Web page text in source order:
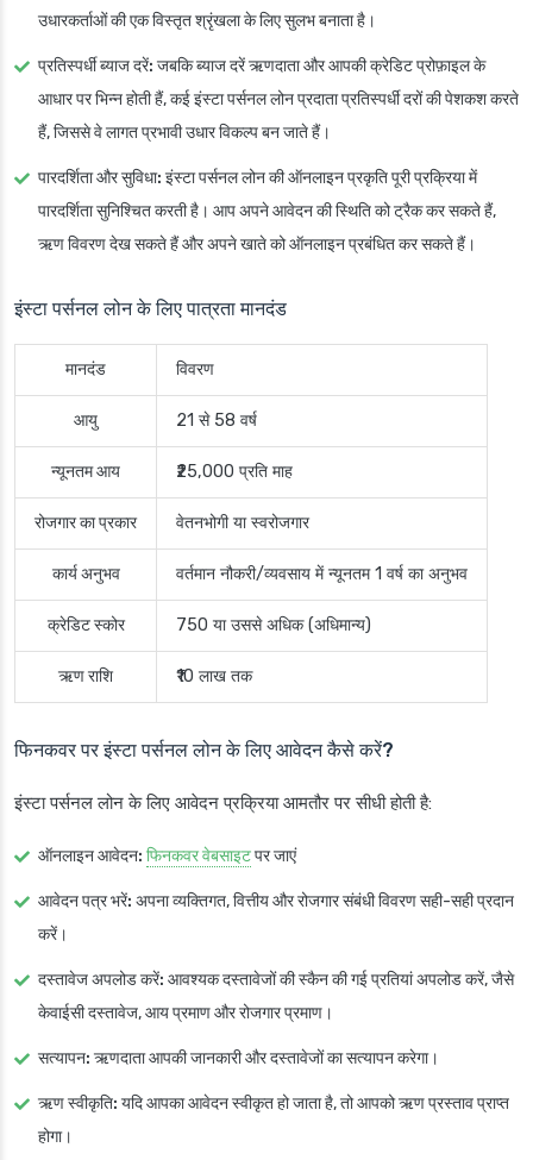
उधारकर्ताओं की एक विस्तृत श्रृंखला के लिए सुलभ बनाता है।
प्रतिस्पर्धी ब्याज दरें: जबकि ब्याज दरें ऋणदाता और आपकी क्रेडिट प्रोफ़ाइल के
आधार पर भिन्न होती हैं, कई इंस्टा पर्सनल लोन प्रदाता प्रतिस्पर्धी दरों की पेशकश करते
हैं, जिससे वे लागत प्रभावी उधार विकल्प बन जाते हैं।
पारदर्शिता और सुविधा: इंस्टा पर्सनल लोन की ऑनलाइन प्रकृति पूरी प्रक्रिया में
पारदर्शिता सुनिश्चित करती है। आप अपने आवेदन की स्थिति को ट्रैक कर सकते हैं,
ऋण विवरण देख सकते हैं और अपने खाते को ऑनलाइन प्रबंधित कर सकते हैं।
इंस्टा पर्सनल लोन के लिए पात्रता मानदंड
मानदंड विवरण
आयु 21 से 58 वर्ष
न्यूनतम आय ₹25,000 प्रति माह
रोजगार का प्रकार वेतनभोगी या स्वरोजगार
कार्य अनुभव वर्तमान नौकरी/व्यवसाय में न्यूनतम 1 वर्ष का अनुभव
क्रेडिट स्कोर 750 या उससे अधिक (अधिमान्य)
ऋण राशि ₹10 लाख तक
फिनकवर पर इंस्टा पर्सनल लोन के लिए आवेदन कैसे करें?
इंस्टा पर्सनल लोन के लिए आवेदन प्रक्रिया आमतौर पर सीधी होती है:
ऑनलाइन आवेदन: फिनकवर वेबसाइटपर जाएं
आवेदन पत्र भरें: अपना व्यक्तिगत, वित्तीय और रोजगार संबंधी विवरण सही-सही प्रदान
करें।
दस्तावेज अपलोड करें: आवश्यक दस्तावेजों की स्कैन की गई प्रतियां अपलोड करें, जैसे
केवाईसी दस्तावेज, आय प्रमाण और रोजगार प्रमाण।
सत्यापन: ऋणदाता आपकी जानकारी और दस्तावेजों का सत्यापन करेगा।
ऋण स्वीकृति: यदि आपका आवेदन स्वीकृत हो जाता है, तो आपको ऋण प्रस्ताव प्राप्त
होगा।